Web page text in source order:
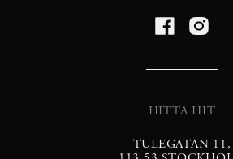
HITTA HIT
TULEGATAN 11,